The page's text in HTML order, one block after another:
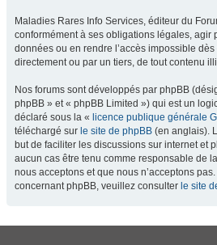
Maladies Rares Info Services, éditeur du
conformément à ses obligations légales, agir
données ou en rendre l’accès impossible
directement ou par un tiers, de tout contenu
Nos forums sont développés par phpBB
phpBB » et « phpBB Limited ») qui est un
déclaré sous la « licence publique générale
téléchargé sur le site de phpBB (en anglais).
but de faciliter les discussions sur internet et
aucun cas être tenu comme responsable de
nous acceptons et que nous n’acceptons
concernant phpBB, veuillez consulter le site